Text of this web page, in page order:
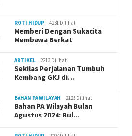
ROTI HIDUP 4231 Dilihat
Memberi Dengan Sukacita
Membawa Berkat
ARTIKEL 2213 Dilihat
Sekilas Perjalanan Tumbuh
Kembang GKJ di…
BAHAN PA WILAYAH 2123 Dilihat
Bahan PA Wilayah Bulan
Agustus 2024: Bul…